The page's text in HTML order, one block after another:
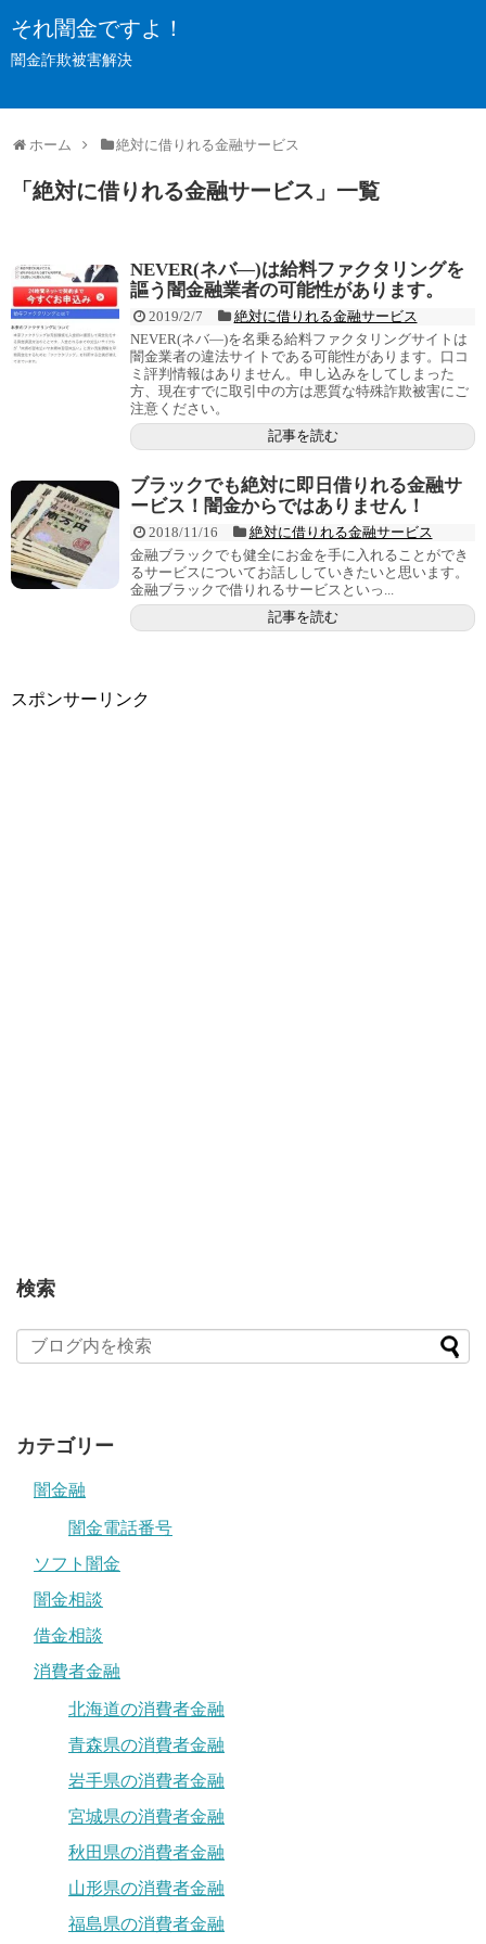
それ闇金ですよ！
闇金詐欺被害解決
ホーム 絶対に借りれる金融サービス
「 絶対に借りれる金融サービス 」 一覧
NEVER(ネバ―)は給料ファクタリングを
謳う闇金融業者の可能性があります。
2019/2/7
絶対に借りれる金融サービス
NEVER(ネバ―)を名乗る給料ファクタリングサイトは
闇金業者の違法サイトである可能性があります。口コ
ミ評判情報はありません。申し込みをしてしまった
方、現在すでに取引中の方は悪質な特殊詐欺被害にご
注意ください。
記事を読む
ブラックでも絶対に即日借りれる金融サ
ービス！闇金からではありません！
2018/11/16
絶対に借りれる金融サービス
金融ブラックでも健全にお金を手に入れることができ
るサービスについてお話ししていきたいと思います。
金融ブラックで借りれるサービスといっ...
記事を読む
スポンサーリンク
検索
カテゴリー
闇金融
闇金電話番号
ソフト闇金
闇金相談
借金相談
消費者金融
北海道の消費者金融
青森県の消費者金融
岩手県の消費者金融
宮城県の消費者金融
秋田県の消費者金融
山形県の消費者金融
福島県の消費者金融